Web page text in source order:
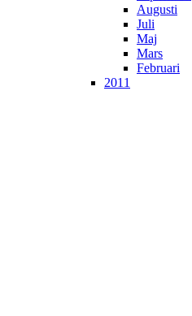
Augusti
Juli
Maj
Mars
Februari
2011